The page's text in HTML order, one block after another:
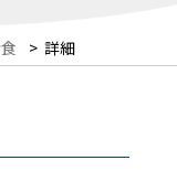
> 詳細